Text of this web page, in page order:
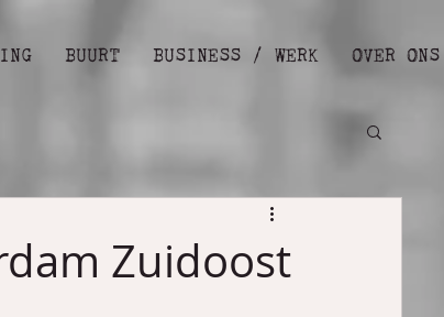
BUURT BUSINESS / WERK OVER ONS
Zuidoost